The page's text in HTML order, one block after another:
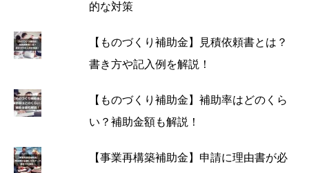
的な対策
【ものづくり補助金】見積依頼書とは？
書き方や記入例を解説！
【ものづくり補助金】補助率はどのくら
い？補助金額も解説！
【事業再構築補助金】申請に理由書が必